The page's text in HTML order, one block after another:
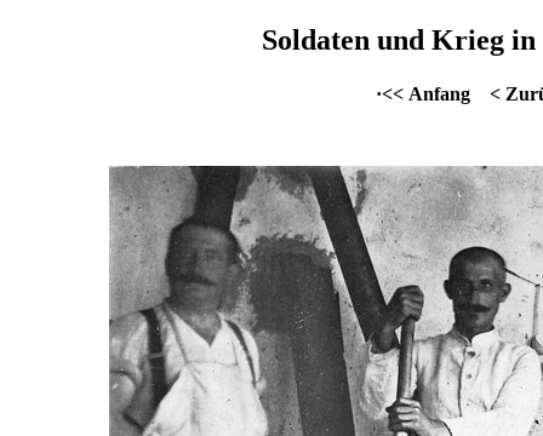
Soldaten und Krieg in
·<< Anfang <